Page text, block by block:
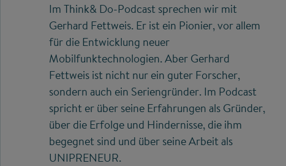
Im Think& Do-Podcast sprechen wir mit
Gerhard Fettweis. Er ist ein Pionier, vor allem
für die Entwicklung neuer
Mobilfunktechnologien. Aber Gerhard
Fettweis ist nicht nur ein guter Forscher,
sondern auch ein Seriengründer. Im Podcast
spricht er über seine Erfahrungen als Gründer,
über die Erfolge und Hindernisse, die ihm
begegnet sind und über seine Arbeit als
UNIPRENEUR.